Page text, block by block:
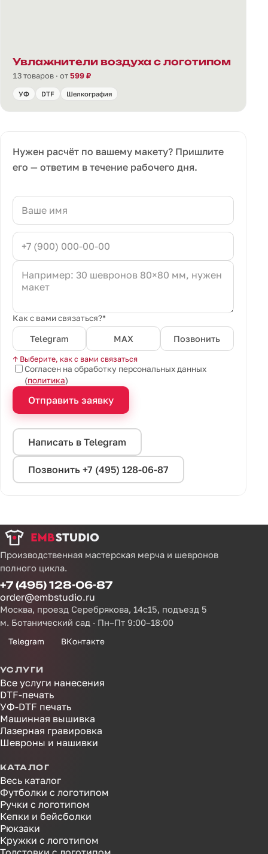
Увлажнители воздуха с логотипом
13 товаров · от599 ₽
УФ DTF Шелкография
Нужен расчёт по вашему макету? Пришлите
его — ответим в течение рабочего дня.
Как с вами связаться?*
Telegram MAX Позвонить
↑ Выберите, как с вами связаться
Согласен на обработку персональных данных
(политика)
Отправить заявку
Написать в Telegram
Позвонить +7 (495) 128-06-87
Производственная мастерская мерча и шевронов
полного цикла.
+7 (495) 128-06-87
order@embstudio.ru
Москва, проезд Серебрякова, 14с15, подъезд 5
м. Ботанический сад · Пн–Пт 9:00–18:00
Telegram ВКонтакте
УСЛУГИ
Все услуги нанесения
DTF-печать
УФ-DTF печать
Машинная вышивка
Лазерная гравировка
Шевроны и нашивки
КАТАЛОГ
Весь каталог
Футболки с логотипом
Ручки с логотипом
Кепки и бейсболки
Рюкзаки
Кружки с логотипом